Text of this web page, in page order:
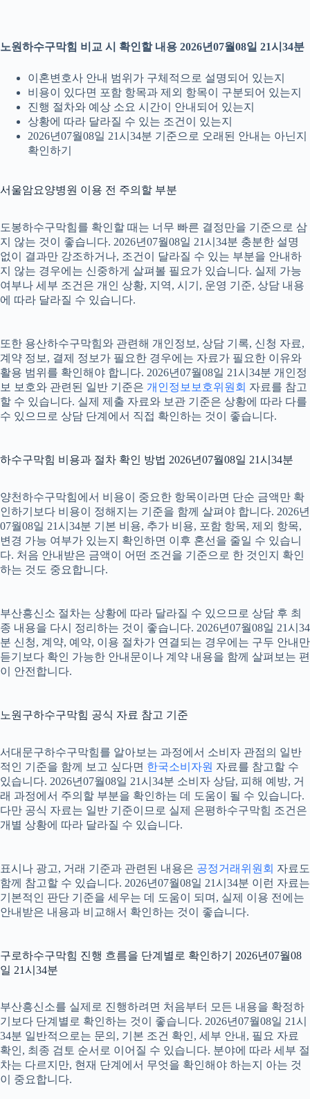
노원하수구막힘 비교 시 확인할 내용 2026년07월08일 21시34분
이혼변호사 안내 범위가 구체적으로 설명되어 있는지
비용이 있다면 포함 항목과 제외 항목이 구분되어 있는지
진행 절차와 예상 소요 시간이 안내되어 있는지
상황에 따라 달라질 수 있는 조건이 있는지
2026년07월08일 21시34분 기준으로 오래된 안내는 아닌지
확인하기
서울암요양병원 이용 전 주의할 부분
도봉하수구막힘를 확인할 때는 너무 빠른 결정만을 기준으로 삼
지 않는 것이 좋습니다. 2026년07월08일 21시34분 충분한 설명
없이 결과만 강조하거나, 조건이 달라질 수 있는 부분을 안내하
지 않는 경우에는 신중하게 살펴볼 필요가 있습니다. 실제 가능
여부나 세부 조건은 개인 상황, 지역, 시기, 운영 기준, 상담 내용
에 따라 달라질 수 있습니다.
또한 용산하수구막힘와 관련해 개인정보, 상담 기록, 신청 자료,
계약 정보, 결제 정보가 필요한 경우에는 자료가 필요한 이유와
활용 범위를 확인해야 합니다. 2026년07월08일 21시34분 개인정
보 보호와 관련된 일반 기준은 개인정보보호위원회 자료를 참고
할 수 있습니다. 실제 제출 자료와 보관 기준은 상황에 따라 다를
수 있으므로 상담 단계에서 직접 확인하는 것이 좋습니다.
하수구막힘 비용과 절차 확인 방법 2026년07월08일 21시34분
양천하수구막힘에서 비용이 중요한 항목이라면 단순 금액만 확
인하기보다 비용이 정해지는 기준을 함께 살펴야 합니다. 2026년
07월08일 21시34분 기본 비용, 추가 비용, 포함 항목, 제외 항목,
변경 가능 여부가 있는지 확인하면 이후 혼선을 줄일 수 있습니
다. 처음 안내받은 금액이 어떤 조건을 기준으로 한 것인지 확인
하는 것도 중요합니다.
부산흥신소 절차는 상황에 따라 달라질 수 있으므로 상담 후 최
종 내용을 다시 정리하는 것이 좋습니다. 2026년07월08일 21시34
분 신청, 계약, 예약, 이용 절차가 연결되는 경우에는 구두 안내만
듣기보다 확인 가능한 안내문이나 계약 내용을 함께 살펴보는 편
이 안전합니다.
노원구하수구막힘 공식 자료 참고 기준
서대문구하수구막힘를 알아보는 과정에서 소비자 관점의 일반
적인 기준을 함께 보고 싶다면 한국소비자원 자료를 참고할 수
있습니다. 2026년07월08일 21시34분 소비자 상담, 피해 예방, 거
래 과정에서 주의할 부분을 확인하는 데 도움이 될 수 있습니다.
다만 공식 자료는 일반 기준이므로 실제 은평하수구막힘 조건은
개별 상황에 따라 달라질 수 있습니다.
표시나 광고, 거래 기준과 관련된 내용은 공정거래위원회 자료도
함께 참고할 수 있습니다. 2026년07월08일 21시34분 이런 자료는
기본적인 판단 기준을 세우는 데 도움이 되며, 실제 이용 전에는
안내받은 내용과 비교해서 확인하는 것이 좋습니다.
구로하수구막힘 진행 흐름을 단계별로 확인하기 2026년07월08
일 21시34분
부산흥신소를 실제로 진행하려면 처음부터 모든 내용을 확정하
기보다 단계별로 확인하는 것이 좋습니다. 2026년07월08일 21시
34분 일반적으로는 문의, 기본 조건 확인, 세부 안내, 필요 자료
확인, 최종 검토 순서로 이어질 수 있습니다. 분야에 따라 세부 절
차는 다르지만, 현재 단계에서 무엇을 확인해야 하는지 아는 것
이 중요합니다.